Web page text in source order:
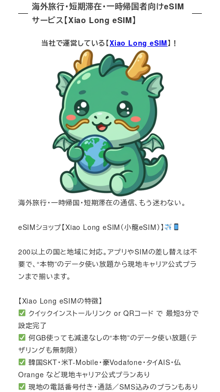
海外旅行・短期滞在・一時帰国者向けeSIM
サービス【Xiao Long eSIM】
当社で運営している【Xiao Long eSIM】！
海外旅行・一時帰国・短期滞在の通信、もう迷わない。
eSIMショップ【Xiao Long eSIM（小龍eSIM）】
200以上の国と地域に対応。アプリやSIMの差し替えは不
要で、“本物”のデータ使い放題から現地キャリア公式プラ
ンまで揃います。
【Xiao Long eSIMの特徴】
クイックインストールリンク or QRコード で 最短3分で
設定完了
何GB使っても減速なしの“本物”のデータ使い放題（テ
ザリングも無制限）
韓国SKT・米T-Mobile・豪Vodafone・タイAIS・仏
Orange など現地キャリア公式プランあり
現地の電話番号付き・通話／SMS込みのプランもあり